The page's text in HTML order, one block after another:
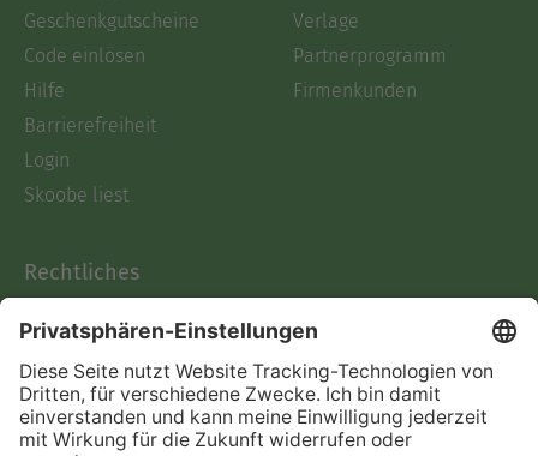
Geschenkgutscheine
Code einlösen
Hilfe
Barrierefreiheit
Login
Skoobe liest
Verlage
Partnerprogramm
Firmenkunden
Rechtliches
AGB
Informationen nach Data
Act
Verträge hier kündigen